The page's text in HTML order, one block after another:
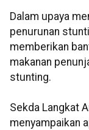
Dalam upaya
penurunan
memberikan
makanan
stunting.
Sekda Langkat
menyampaikan